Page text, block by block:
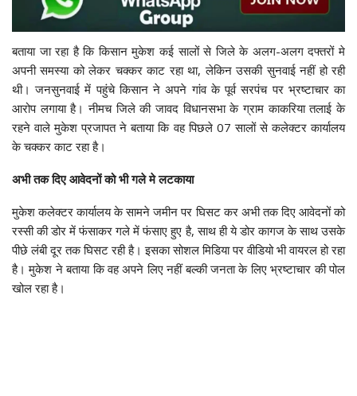
बताया जा रहा है कि किसान मुकेश कई सालों से जिले के अलग-अलग दफ्तरों मे
अपनी समस्या को लेकर चक्कर काट रहा था, लेकिन उसकी सुनवाई नहीं हो रही
थी। जनसुनवाई में पहुंचे किसान ने अपने गांव के पूर्व सरपंच पर भ्रष्टाचार का
आरोप लगाया है। नीमच जिले की जावद विधानसभा के ग्राम काकरिया तलाई के
रहने वाले मुकेश प्रजापत ने बताया कि वह पिछले 07 सालों से कलेक्टर कार्यालय
के चक्कर काट रहा है।
अभी तक दिए आवेदनों को भी गले मे लटकाया
मुकेश कलेक्टर कार्यालय के सामने जमीन पर घिसट कर अभी तक दिए आवेदनों को
रस्सी की डोर में फंसाकर गले में फंसाए हुए है, साथ ही ये डोर कागज के साथ उसके
पीछे लंबी दूर तक घिसट रही है। इसका सोशल मिडिया पर वीडियो भी वायरल हो रहा
है। मुकेश ने बताया कि वह अपने लिए नहीं बल्की जनता के लिए भ्रष्टाचार की पोल
खोल रहा है।